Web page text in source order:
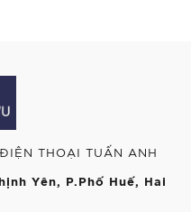
THOẠI TUẤN ANH
Yên, P.Phố Huế, Hai